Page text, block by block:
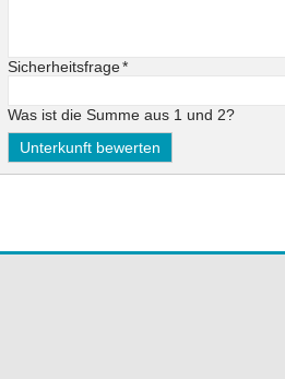
Pflichtfeld
Sicherheitsfrage*
Was ist die Summe aus 1 und 2?